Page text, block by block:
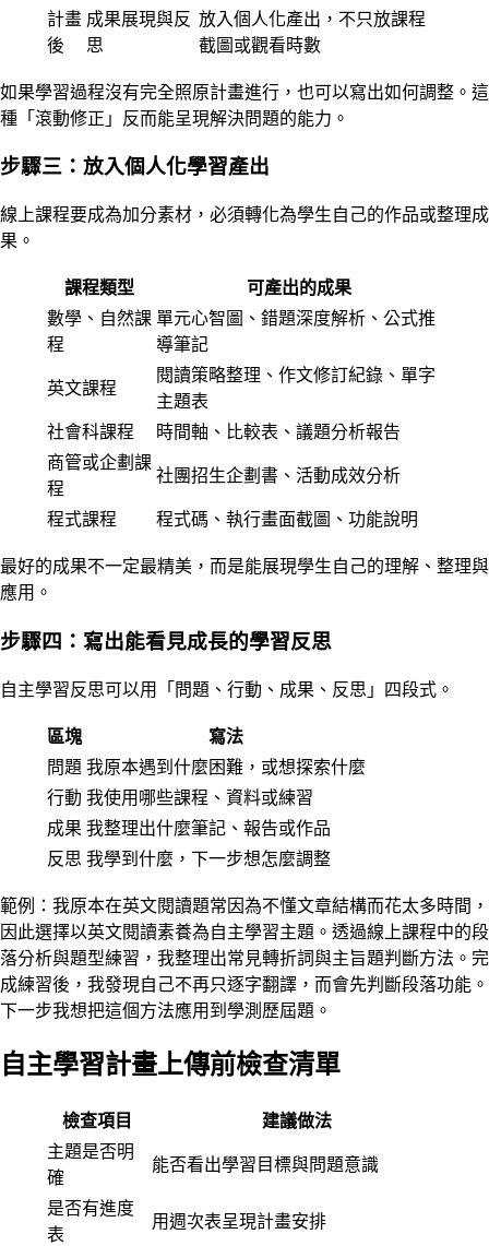
計畫
後
成果展現與反
思
放入個人化產出，不只放課程
截圖或觀看時數
如果學習過程沒有完全照原計畫進行，也可以寫出如何調整。這
種「滾動修正」反而能呈現解決問題的能力。
步驟三：放入個人化學習產出
線上課程要成為加分素材，必須轉化為學生自己的作品或整理成
果。
課程類型
可產出的成果
數學、自然課
程
單元心智圖、錯題深度解析、公式推
導筆記
英文課程
閱讀策略整理、作文修訂紀錄、單字
主題表
社會科課程
時間軸、比較表、議題分析報告
商管或企劃課
程
社團招生企劃書、活動成效分析
程式課程 程式碼、執行畫面截圖、功能說明
最好的成果不一定最精美，而是能展現學生自己的理解、整理與
應用。
步驟四：寫出能看見成長的學習反思
自主學習反思可以用「問題、行動、成果、反思」四段式。
區塊
寫法
問題 我原本遇到什麼困難，或想探索什麼
行動 我使用哪些課程、資料或練習
成果 我整理出什麼筆記、報告或作品
反思 我學到什麼，下一步想怎麼調整
範例：我原本在英文閱讀題常因為不懂文章結構而花太多時間，
因此選擇以英文閱讀素養為自主學習主題。透過線上課程中的段
落分析與題型練習，我整理出常見轉折詞與主旨題判斷方法。完
成練習後，我發現自己不再只逐字翻譯，而會先判斷段落功能。
下一步我想把這個方法應用到學測歷屆題。
自主學習計畫上傳前檢查清單
檢查項目
建議做法
主題是否明
確
能否看出學習目標與問題意識
是否有進度
表
用週次表呈現計畫安排